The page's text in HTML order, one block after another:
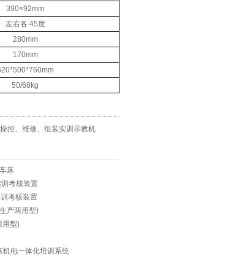
390×92mm
左右各 45度
280mm
170mm
50/68kg
控、维修、组装实训示教机
床
考核装置
考核装置
产两用型)
用型)
机电一体化培训系统